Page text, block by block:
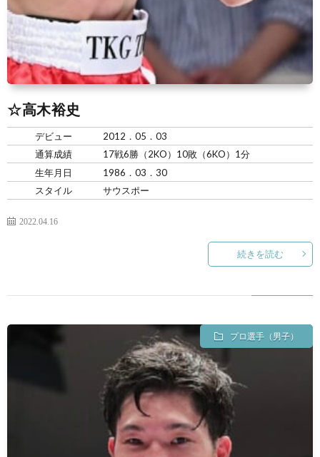
集
風
景
わ
せ
☆高木裕史
デビュー
2012．05．03
通算成績
17戦6勝（2KO）10敗（6KO）1分
生年月日
1986．03．30
スタイル
サウスポー
2022.04.16
続きを読む
プロ選手（男子）